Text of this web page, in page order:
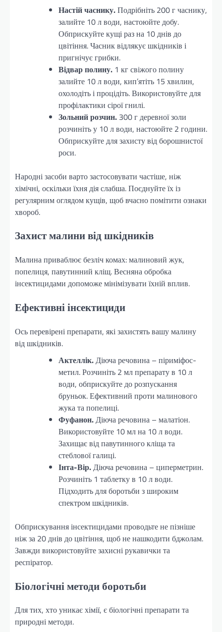
Настій часнику.Подрібніть 200 г часнику,
залийте 10 л води, настоюйте добу.
Обприскуйте кущі раз на 10 днів до
цвітіння. Часник відлякує шкідників і
пригнічує грибки.
Відвар полину. 1 кг свіжого полину
залийте 10 л води, кип’ятіть 15 хвилин,
охолодіть і процідіть. Використовуйте для
профілактики сірої гнилі.
Зольний розчин. 300 г деревної золи
розчиніть у 10 л води, настоюйте 2 години.
Обприскуйте для захисту від борошнистої
роси.
Народні засоби варто застосовувати частіше, ніж
хімічні, оскільки їхня дія слабша. Поєднуйте їх із
регулярним оглядом кущів, щоб вчасно помітити ознаки
хвороб.
Захист малини від шкідників
Малина приваблює безліч комах: малиновий жук,
попелиця, павутинний кліщ. Весняна обробка
інсектицидами допоможе мінімізувати їхній вплив.
Ефективні інсектициди
Ось перевірені препарати, які захистять вашу малину
від шкідників.
Актеллік.Діюча речовина – піриміфос-
метил. Розчиніть 2 мл препарату в 10 л
води, обприскуйте до розпускання
бруньок. Ефективний проти малинового
жука та попелиці.
Фуфанон.Діюча речовина – малатіон.
Використовуйте 10 мл на 10 л води.
Захищає від павутинного кліща та
стеблової галиці.
Інта-Вір.Діюча речовина – циперметрин.
Розчиніть 1 таблетку в 10 л води.
Підходить для боротьби з широким
спектром шкідників.
Обприскування інсектицидами проводьте не пізніше
ніж за 20 днів до цвітіння, щоб не нашкодити бджолам.
Завжди використовуйте захисні рукавички та
респіратор.
Біологічні методи боротьби
Для тих, хто уникає хімії, є біологічні препарати та
природні методи.